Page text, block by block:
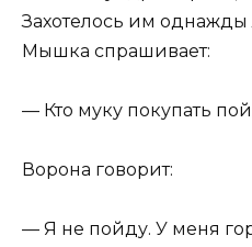
Захоте­лось им однажды
Мышка спрашивает:
— Кто муку покупать
Ворона говорит:
— Я не пойду. У меня